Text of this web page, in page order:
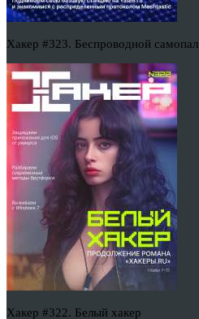
Хакер #323. Беспроводной самопал
Хакер #322. Белый хакер